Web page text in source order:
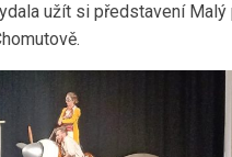
užít si představení Malý